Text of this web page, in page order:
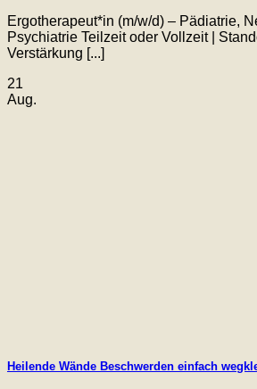
Ergotherapeut*in (m/w/d) – Pädiatrie,
Psychiatrie Teilzeit oder Vollzeit |
Verstärkung [...]
21
Aug.
Heilende Wände Beschwerden einfach